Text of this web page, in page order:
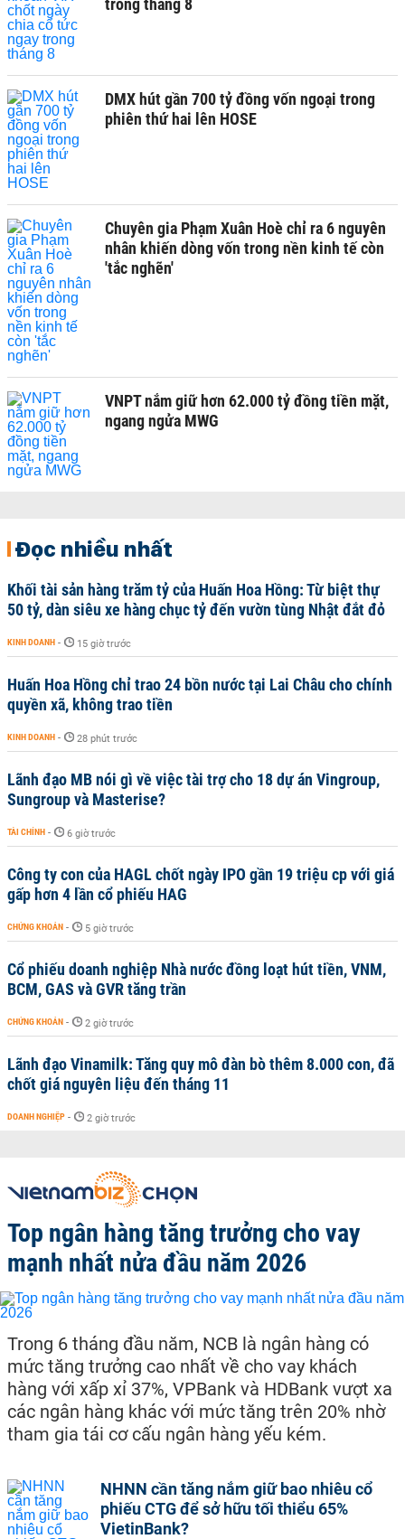
trong tháng 8
DMX hút gần 700 tỷ đồng vốn ngoại trong
phiên thứ hai lên HOSE
Chuyên gia Phạm Xuân Hoè chỉ ra 6 nguyên
nhân khiến dòng vốn trong nền kinh tế còn
'tắc nghẽn'
VNPT nắm giữ hơn 62.000 tỷ đồng tiền mặt,
ngang ngửa MWG
Đọc nhiều nhất
Khối tài sản hàng trăm tỷ của Huấn Hoa Hồng: Từ biệt thự
50 tỷ, dàn siêu xe hàng chục tỷ đến vườn tùng Nhật đắt đỏ
KINH DOANH - 15 giờ trước
Huấn Hoa Hồng chỉ trao 24 bồn nước tại Lai Châu cho chính
quyền xã, không trao tiền
KINH DOANH - 28 phút trước
Lãnh đạo MB nói gì về việc tài trợ cho 18 dự án Vingroup,
Sungroup và Masterise?
TÀI CHÍNH - 6 giờ trước
Công ty con của HAGL chốt ngày IPO gần 19 triệu cp với giá
gấp hơn 4 lần cổ phiếu HAG
CHỨNG KHOÁN - 5 giờ trước
Cổ phiếu doanh nghiệp Nhà nước đồng loạt hút tiền, VNM,
BCM, GAS và GVR tăng trần
CHỨNG KHOÁN - 2 giờ trước
Lãnh đạo Vinamilk: Tăng quy mô đàn bò thêm 8.000 con, đã
chốt giá nguyên liệu đến tháng 11
DOANH NGHIỆP - 2 giờ trước
Top ngân hàng tăng trưởng cho vay
mạnh nhất nửa đầu năm 2026
Trong 6 tháng đầu năm, NCB là ngân hàng có
mức tăng trưởng cao nhất về cho vay khách
hàng với xấp xỉ 37%, VPBank và HDBank vượt xa
các ngân hàng khác với mức tăng trên 20% nhờ
tham gia tái cơ cấu ngân hàng yếu kém.
NHNN cần tăng nắm giữ bao nhiêu cổ
phiếu CTG để sở hữu tối thiểu 65%
VietinBank?